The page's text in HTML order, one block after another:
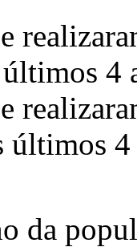
4
últimos 4
da